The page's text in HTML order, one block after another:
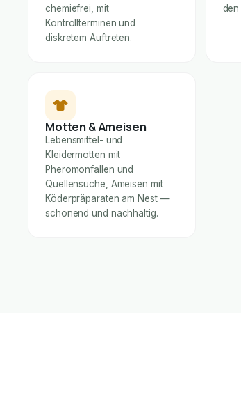
chemiefrei, mit
Kontrollterminen und
diskretem Auftreten.
den
Motten & Ameisen
Lebensmittel- und
Kleidermotten mit
Pheromonfallen und
Quellensuche, Ameisen mit
Köderpräparaten am Nest —
schonend und nachhaltig.